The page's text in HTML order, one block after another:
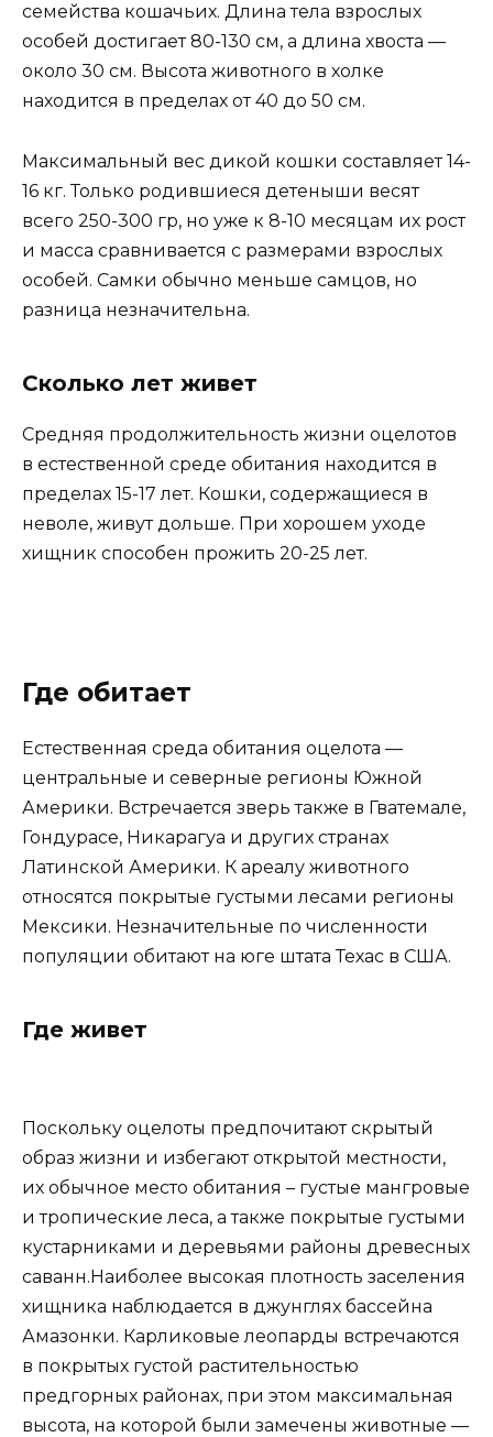
семейства кошачьих. Длина тела взрослых
особей достигает 80-130 см, а длина хвоста —
около 30 см. Высота животного в холке
находится в пределах от 40 до 50 см.
Максимальный вес дикой кошки составляет 14-
16 кг. Только родившиеся детеныши весят
всего 250-300 гр, но уже к 8-10 месяцам их рост
и масса сравнивается с размерами взрослых
особей. Самки обычно меньше самцов, но
разница незначительна.
Сколько лет живет
Средняя продолжительность жизни оцелотов
в естественной среде обитания находится в
пределах 15-17 лет. Кошки, содержащиеся в
неволе, живут дольше. При хорошем уходе
хищник способен прожить 20-25 лет.
Где обитает
Естественная среда обитания оцелота —
центральные и северные регионы Южной
Америки. Встречается зверь также в Гватемале,
Гондурасе, Никарагуа и других странах
Латинской Америки. К ареалу животного
относятся покрытые густыми лесами регионы
Мексики. Незначительные по численности
популяции обитают на юге штата Техас в США.
Где живет
Поскольку оцелоты предпочитают скрытый
образ жизни и избегают открытой местности,
их обычное место обитания – густые мангровые
и тропические леса, а также покрытые густыми
кустарниками и деревьями районы древесных
саванн.Наиболее высокая плотность заселения
хищника наблюдается в джунглях бассейна
Амазонки. Карликовые леопарды встречаются
в покрытых густой растительностью
предгорных районах, при этом максимальная
высота, на которой были замечены животные —